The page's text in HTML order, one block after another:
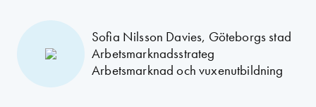
Sofia Nilsson Davies, Göteborgs stad
Arbetsmarknadsstrateg
Arbetsmarknad och vuxenutbildning